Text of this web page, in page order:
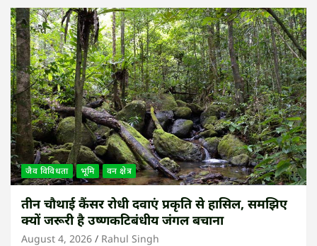
जैव विविधता भूमि वन क्षेत्र
तीन चौथाई कैंसर रोधी दवाएं प्रकृति से हासिल, समझिए
क्यों जरूरी है उष्णकटिबंधीय जंगल बचाना
August 4, 2026 Rahul Singh